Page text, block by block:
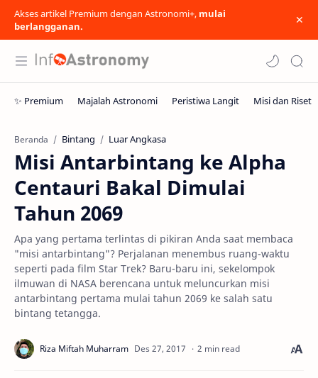
Akses artikel Premium dengan Astronomi+, mulai
berlangganan.
Beranda Bintang Luar Angkasa
Misi Antarbintang ke Alpha
Centauri Bakal Dimulai
Tahun 2069
Apa yang pertama terlintas di pikiran Anda saat membaca
"misi antarbintang"? Perjalanan menembus ruang-waktu
seperti pada film Star Trek? Baru-baru ini, sekelompok
ilmuwan di NASA berencana untuk meluncurkan misi
antarbintang pertama mulai tahun 2069 ke salah satu
bintang tetangga.
2 min read